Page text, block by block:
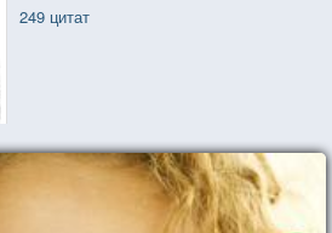
249 цитат